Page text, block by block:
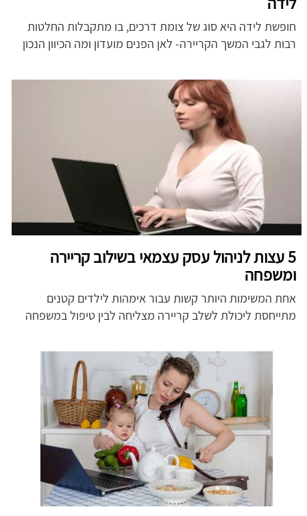
חופשת לידה היא סוג של צומת דרכים, בו מתקבלות החלטות
רבות לגבי המשך הקריירה- לאן הפנים מועדון ומה הכיוון הנכון
5 עצות לניהול עסק עצמאי בשילוב קריירה
ומשפחה
אחת המשימות היותר קשות עבור אימהות לילדים קטנים
מתייחסת ליכולת לשלב קריירה מצליחה לבין טיפול במשפחה